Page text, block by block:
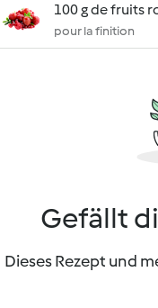
100 g de fruits
pour la finition
Gefällt
Dieses Rezept und